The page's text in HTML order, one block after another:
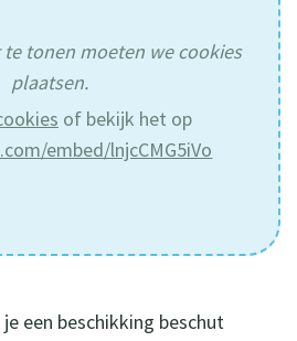
tonen moeten we cookies
plaatsen.
of bekijk het op
embed/lnjcCMG5iVo
een beschikking beschut